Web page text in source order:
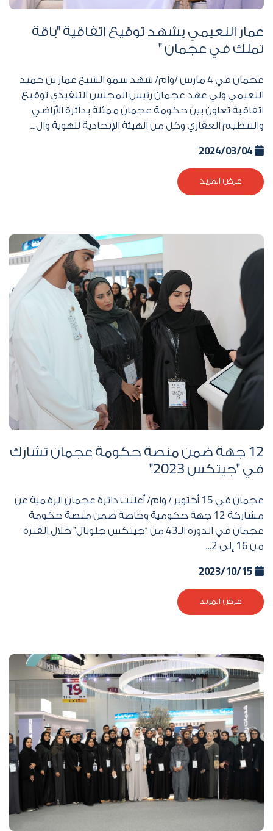
عمار النعيمي يشهد توقيع اتفاقية "باقة
تملك في عجمان "
عجمان في 4 مارس /وام/ شهد سمو الشيخ عمار بن حميد
النعيمي ولي عهد عجمان رئيس المجلس التنفيذي توقيع
اتفاقية تعاون بين حكومة عجمان ممثلة بدائرة الأراضي
والتنظيم العقاري وكل من الهيئة الإتحادية للهوية وال...
عرض المزيد
12 جهة ضمن منصة حكومة عجمان تشارك
في "جيتكس2023
"
عجمان في15 أكتوبر / وام/ أعلنت دائرة عجمان الرقمية عن
مشاركة12 جهة حكومية وخاصة ضمن منصة حكومة
عجمان في الدورة الـ43من “جيتكس جلوبال” خلال الفترة
من16 إلى2...
عرض المزيد